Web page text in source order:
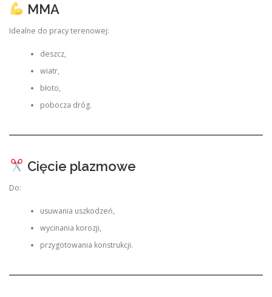
MMA
Idealne do pracy terenowej:
deszcz,
wiatr,
błoto,
pobocza dróg.
Cięcie plazmowe
Do:
usuwania uszkodzeń,
wycinania korozji,
przygotowania konstrukcji.